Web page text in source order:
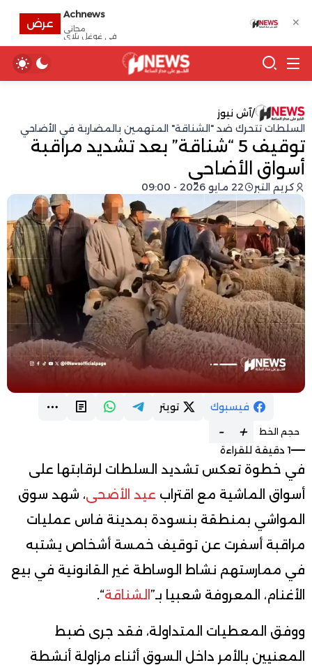
/آش نيوز
السلطات تتحرك ضد "الشناقة" المتهمين بالمضاربة في الأضاحي
توقيف 5 “شناقة” بعد تشديد مراقبة
أسواق الأضاحي
كريم التبر 22 مايو 2026 - 09:00
فيسبوك تويتر
حجم الخط +
-
1 دقيقة للقراءة
في خطوة تعكس تشديد السلطات لرقابتها على
أسواق الماشية مع اقتراب عيد الأضحى، شهد سوق
المواشي بمنطقة بنسودة بمدينة فاس عمليات
مراقبة أسفرت عن توقيف خمسة أشخاص يشتبه
في ممارستهم نشاط الوساطة غير القانونية في بيع
الأغنام، المعروفة شعبيا بـ” الشناقة“.
ووفق المعطيات المتداولة، فقد جرى ضبط
المعنيين بالأمر داخل السوق أثناء مزاولة أنشطة
✕
Achnews
مجانى
في غوغل بلاي
عرض